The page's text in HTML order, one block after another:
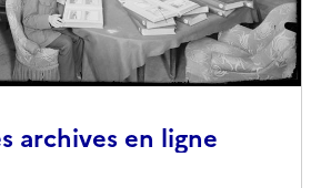
archives en ligne